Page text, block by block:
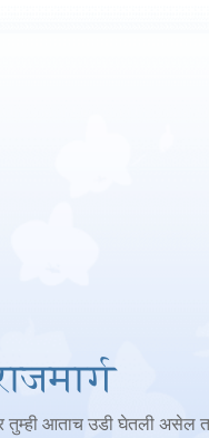
तुम्ही आताच उडी घेतली